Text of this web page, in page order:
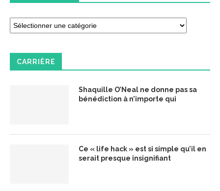
CARRIÈRE
Shaquille O’Neal ne donne pas sa
bénédiction à n’importe qui
Ce « life hack » est si simple qu’il en
serait presque insignifiant